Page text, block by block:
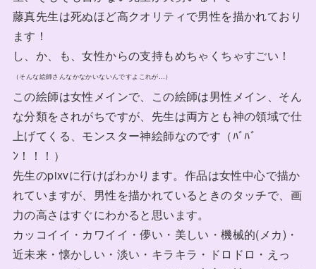
藤真先生は死ぬほど高クオリティで男性を描かれており
ます！
し、か、も、女性からの支持もめちゃくちゃすごい！
（そんな絵師さんなかなかいないんですよこれが…）
この絵師は女性メインで、この絵師は男性メイン、そん
な分類をされがちですが、先生は両方とも神の領域で仕
上げてくる、モンスター神絵師なのです（ﾊﾞﾊﾞ
ﾝ！！！）
先生のpixvに行けばわかります。作品は女性中心で描か
れていますが、男性を描かれているときのタッチで、画
力の高さはすぐにわかると思います。
カッコイイ・カワイイ・儚い・美しい・機械的(メカ)・
近未来・懐かしい・淡い・キラキラ・ドロドロ・えっ